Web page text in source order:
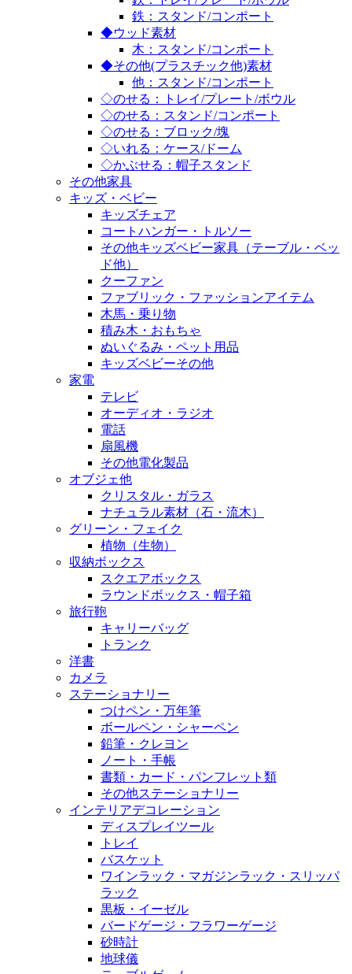
鉄：スタンド/コンポート
◆ウッド素材
木：スタンド/コンポート
◆その他(プラスチック他)素材
他：スタンド/コンポート
◇のせる：トレイ/プレート/ボウル
◇のせる：スタンド/コンポート
◇のせる：ブロック/塊
◇いれる：ケース/ドーム
◇かぶせる：帽子スタンド
その他家具
キッズ・ベビー
キッズチェア
コートハンガー・トルソー
その他キッズベビー家具（テーブル・ベッ
ド他）
クーファン
ファブリック・ファッションアイテム
木馬・乗り物
積み木・おもちゃ
ぬいぐるみ・ペット用品
キッズベビーその他
家電
テレビ
オーディオ・ラジオ
電話
扇風機
その他電化製品
オブジェ他
クリスタル・ガラス
ナチュラル素材（石・流木）
グリーン・フェイク
植物（生物）
収納ボックス
スクエアボックス
ラウンドボックス・帽子箱
旅行鞄
キャリーバッグ
トランク
洋書
カメラ
ステーショナリー
つけペン・万年筆
ボールペン・シャーペン
鉛筆・クレヨン
ノート・手帳
書類・カード・パンフレット類
その他ステーショナリー
インテリアデコレーション
ディスプレイツール
トレイ
バスケット
ワインラック・マガジンラック・スリッパ
ラック
黒板・イーゼル
バードゲージ・フラワーゲージ
砂時計
地球儀